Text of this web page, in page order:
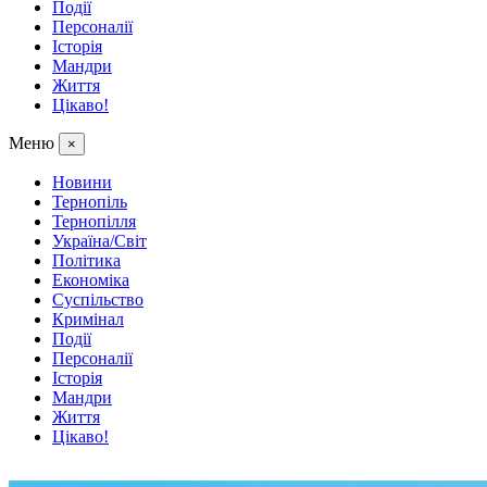
Події
Персоналії
Історія
Мандри
Життя
Цікаво!
Меню ×
Новини
Тернопіль
Тернопілля
Україна/Світ
Політика
Економіка
Суспільство
Кримінал
Події
Персоналії
Історія
Мандри
Життя
Цікаво!